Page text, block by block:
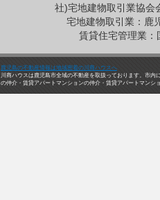
社)宅地建物取引業協会
宅地建物取引業：鹿
賃貸住宅管理業
鹿児島の不動産情報は地域密着の川商ハウスへ
川商ハウスは鹿児島市全域の不動産を取扱っております。市
の仲介・賃貸アパートマンションの仲介・賃貸アパートマンシ